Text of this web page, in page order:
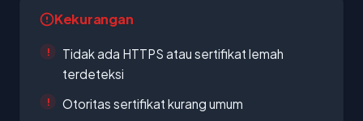
Kekurangan
Tidak ada HTTPS atau sertifikat lemah
terdeteksi
Otoritas sertifikat kurang umum